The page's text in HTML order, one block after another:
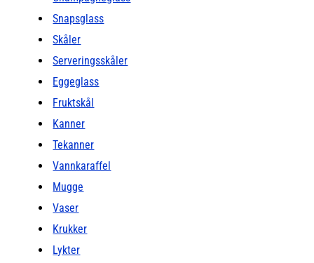
Snapsglass
Skåler
Serveringsskåler
Eggeglass
Fruktskål
Kanner
Tekanner
Vannkaraffel
Mugge
Vaser
Krukker
Lykter